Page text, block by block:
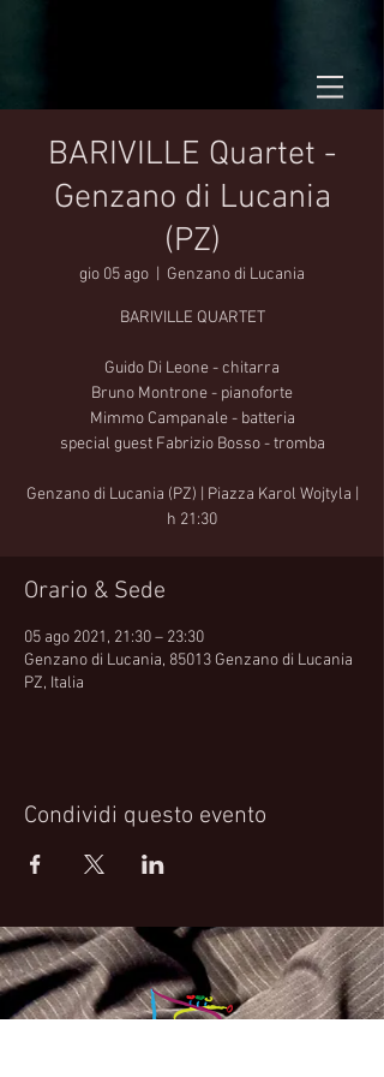
BARIVILLE Quartet -
Genzano di Lucania
(PZ)
gio 05 ago Genzano di Lucania
BARIVILLE QUARTET
Guido Di Leone - chitarra
Bruno Montrone - pianoforte
Mimmo Campanale - batteria
special guest Fabrizio Bosso - tromba
Genzano di Lucania (PZ) | Piazza Karol Wojtyla |
h 21:30
Orario & Sede
05 ago 2021, 21:30 – 23:30
Genzano di Lucania, 85013 Genzano di Lucania
PZ, Italia
Condividi questo evento